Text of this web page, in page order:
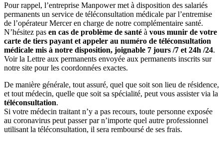
Pour rappel, l’entreprise Manpower met à disposition des salariés
permanents un service de téléconsultation médicale par l’entremise
de l’opérateur Mercer en charge de notre complémentaire santé.
N’hésitez pas en cas de problème de santé à vous munir de votre
carte de tiers payant et appeler au numéro de téléconsultation
médicale mis à notre disposition, joignable 7 jours /7 et 24h /24.
Voir la Lettre aux permanents envoyée aux permanents inscrits sur
notre site pour les coordonnées exactes.
De manière générale, tout assuré, quel que soit son lieu de résidence,
et tout médecin, quelle que soit sa spécialité, peut vous assister via la
téléconsultation.
Si votre médecin traitant n’y a pas recours, toute personne exposée
au coronavirus peut passer par n’importe quel autre professionnel
utilisant la téléconsultation, il sera remboursé de ses frais.